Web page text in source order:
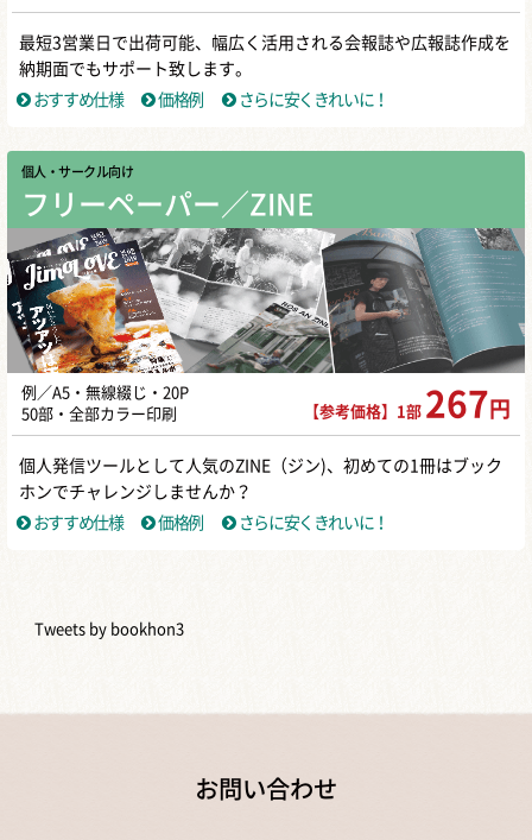
最短3営業日で出荷可能、幅広く活用される会報誌や広報誌作成を
納期面でもサポート致します。
おすすめ仕様
価格例 さらに安くきれいに！
個人・サークル向け
フリーペーパー／ZINE
例／A5・無線綴じ・20P
50部・全部カラー印刷
【参考価格】1部 267 円
個人発信ツールとして人気のZINE（ジン)、初めての1冊はブック
ホンでチャレンジしませんか？
おすすめ仕様
価格例 さらに安くきれいに！
Tweets by bookhon3
お問い合わせ